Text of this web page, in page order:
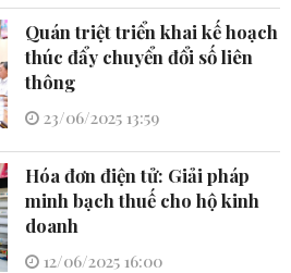
Quán triệt triển khai kế hoạch
thúc đẩy chuyển đổi số liên
thông
23/06/2025 13:59
Hóa đơn điện tử: Giải pháp
minh bạch thuế cho hộ kinh
doanh
12/06/2025 16:00